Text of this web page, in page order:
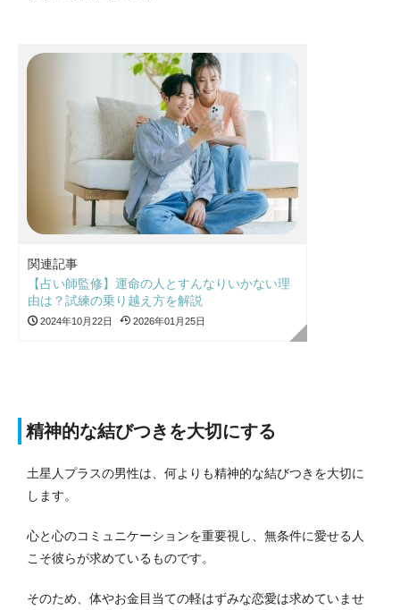
関連記事
【占い師監修】運命の人とすんなりいかない理
由は？試練の乗り越え方を解説
2024年10月22日 2026年01月25日
精神的な結びつきを大切にする
土星人プラスの男性は、何よりも精神的な結びつきを大切に
します。
心と心のコミュニケーションを重要視し、無条件に愛せる人
こそ彼らが求めているものです。
そのため、体やお金目当ての軽はずみな恋愛は求めていませ